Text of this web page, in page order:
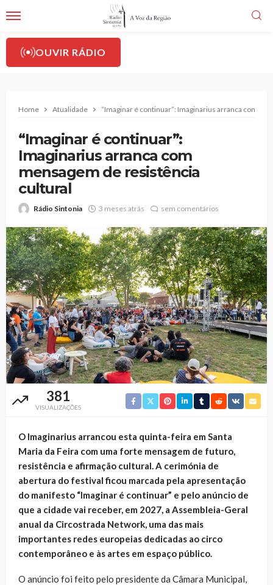
OUVIR RÁDIO
Home Atualidade “Imaginar é continuar”: Imaginarius arranca com
“Imaginar é continuar”:
Imaginarius arranca com
mensagem de resistência
cultural
Rádio Sintonia 3 meses atrás sem comentários
381
VISUALIZAÇÕES
O Imaginarius arrancou esta quinta-feira em Santa
Maria da Feira com uma forte mensagem de futuro,
resistência e afirmação cultural. A cerimónia de
abertura do festival ficou marcada pela apresentação
do manifesto “Imaginar é continuar” e pelo anúncio de
que a cidade vai receber, em 2027, a Assembleia-Geral
anual da Circostrada Network, uma das mais
importantes redes europeias dedicadas ao circo
contemporâneo e às artes em espaço público.
O anúncio foi feito pelo presidente da Câmara Municipal,